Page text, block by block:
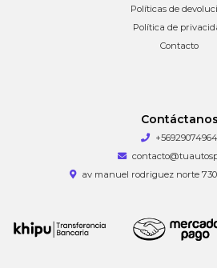
Políticas de
Política de
Contacto
Contáctanos
+56929074964
av manuel rodriguez norte